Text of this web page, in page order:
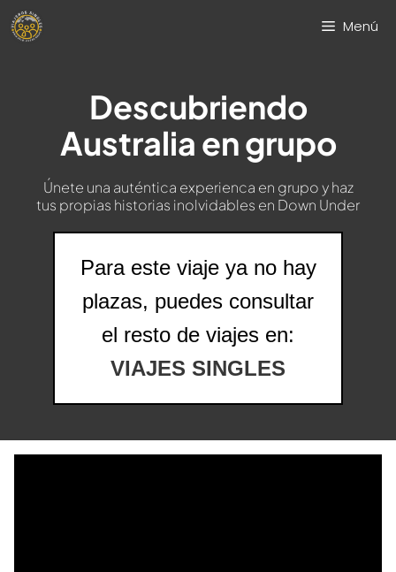
Saltar
Menú
Descubriendo
Australia en grupo
Únete una auténtica experienca en grupo y haz
tus propias historias inolvidables en Down Under
Para este viaje ya no hay
plazas, puedes consultar
el resto de viajes en:
VIAJES SINGLES